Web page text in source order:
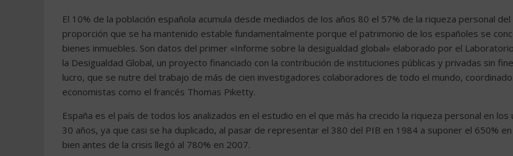
El 10% de la población española acumula desde mediados de los años 80 el 57% de la riqueza personal del
proporción que se ha mantenido estable fundamentalmente porque el patrimonio de los españoles se
bienes inmuebles. Son datos del primer «Informe sobre la desigualdad global» elaborado por el
la Desigualdad Global, un proyecto financiado con la contribución de instituciones públicas y privadas sin
lucro, que se nutre del trabajo de más de cien investigadores colaboradores de todo el mundo,
economistas como el francés Thomas Piketty.
España es el país de todos los analizados en el estudio en el que más ha crecido la riqueza personal en los
30 años, ya que casi se ha duplicado, al pasar de representar el 380 del PIB en 1984 a suponer el 650%
bien antes de la crisis llegó al 780% en 2007.